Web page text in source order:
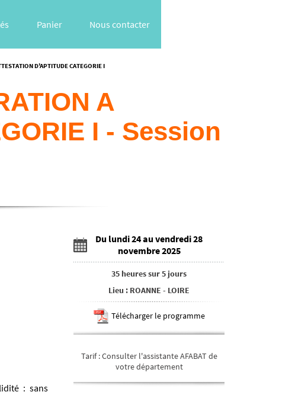
Panier Nous contacter
D'APTITUDE CATEGORIE I
A
I - Session
: sans
Du lundi 24 au vendredi 28
novembre 2025
35 heuressur5 jours
Lieu : ROANNE - LOIRE
Télécharger le programme
Tarif :Consulter l'assistante AFABAT de
votre département